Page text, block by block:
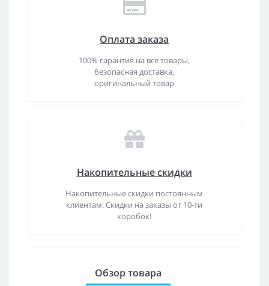
Оплата заказа
100% гарантия на все товары,
безопасная доставка,
оригинальный товар
Накопительные скидки
Накопительные скидки постоянным
клиентам. Скидки на заказы от 10-ти
коробок!
Обзор товара